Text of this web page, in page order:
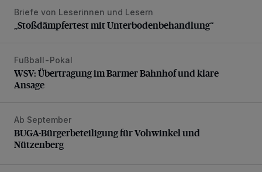
„Stoßdämpfertest mit Unterbodenbehandlung“
Briefe von Leserinnen und Lesern
„Stoßdämpfertest mit Unterbodenbehandlung“
WSV: Übertragung im Barmer Bahnhof und klare Ansage
Fußball-Pokal
WSV: Übertragung im Barmer Bahnhof und klare
Ansage
BUGA-Bürgerbeteiligung für Vohwinkel und Nützenberg
Ab September
BUGA-Bürgerbeteiligung für Vohwinkel und
Nützenberg